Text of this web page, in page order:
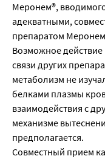
Меронем®,
адекватными,
препаратом
Возможное
связи других
метаболизм не
белками плазмы
взаимодействия с
механизме
предполагается.
Совместный прием